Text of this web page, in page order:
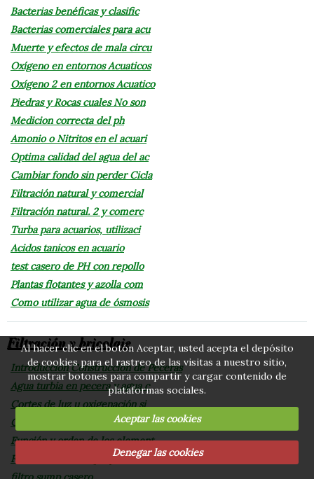
Bacterias benéficas y clasific
Bacterias comerciales para acu
Muerte y efectos de mala circu
Oxígeno en entornos Acuaticos
Oxígeno 2 en entornos Acuatico
Piedras y Rocas cuales No son
Medicion correcta del ph
Amonio o Nitritos en el acuari
Optima calidad del agua del ac
Cambiar fondo sin perder Cicla
Filtración natural y comercial
Filtración natural. 2 y comerc
Turba para acuarios, utilizaci
Acidos tanicos en acuario
test casero de PH con repollo
Plantas flotantes y azolla com
Como utilizar agua de ósmosis
Filtración y bricolaje
Introducción Construcción de Peceras
Agua turbia en pecera y agua c
Cortes de luz u oxigenación si
Cortes de luz en acuario 2
Función y orden de los element
Filtro casero de esponja a air
Al hacer clic en el botón Aceptar, usted acepta el depósito
de cookies para el rastreo de las visitas a nuestro sitio,
mostrar botones para compartir y cargar contenido de
plataformas sociales.
Aceptar las cookies
Denegar las cookies